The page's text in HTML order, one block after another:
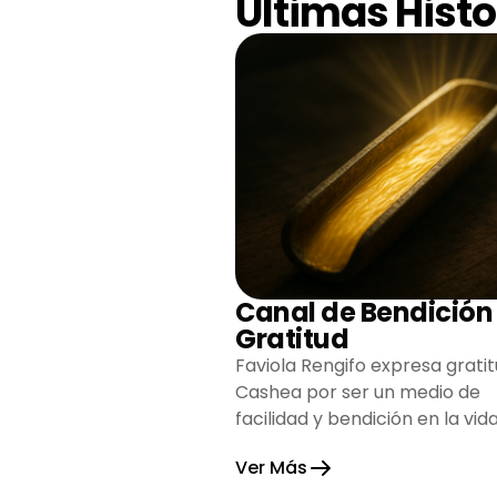
Últimas
Canal de
Gratitud
Faviola Rengifo expresa
Cashea por ser un medio de
facilidad y bendición en la
esperanza.
Ver Más